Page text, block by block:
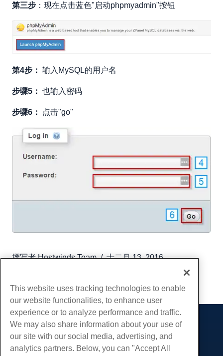
第三步 ：现在点击蓝色"启动phpmyadmin"按钮
第4步： 输入MySQL的用户名
步骤5： 也输入密码
步骤6： 点击"go"
撰写者 Hostwinds Team/十二月 13, 2016
产品展示
虚拟主机
服务
This website uses tracking technologies to enable
our website functionalities, to enhance user
experience or to analyze performance and traffic.
We may also share information about your use of
our site with our social media, advertising, and
analytics partners. Below, you can "Accept All